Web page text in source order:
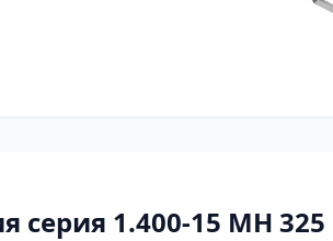
серия 1.400-15 МН 325